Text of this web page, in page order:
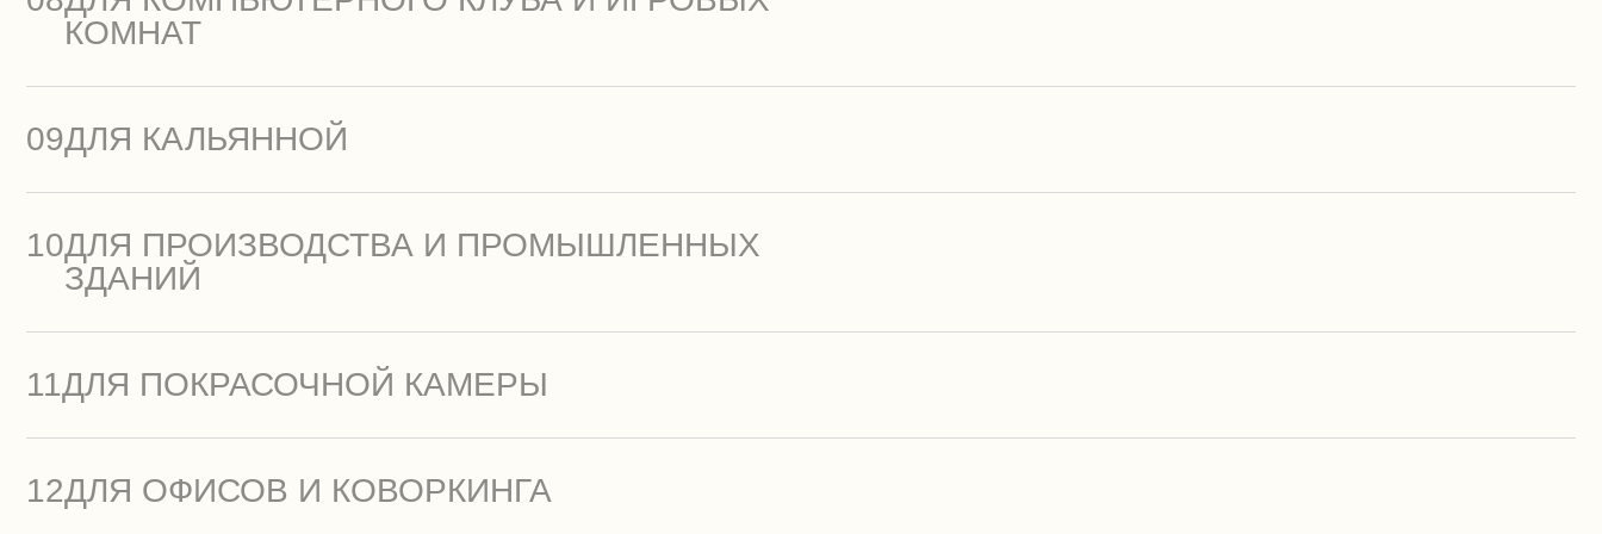
КОМНАТ
09ДЛЯ КАЛЬЯННОЙ
10ДЛЯ ПРОИЗВОДСТВА И ПРОМЫШЛЕННЫХ
ЗДАНИЙ
11ДЛЯ ПОКРАСОЧНОЙ КАМЕРЫ
12ДЛЯ ОФИСОВ И КОВОРКИНГА